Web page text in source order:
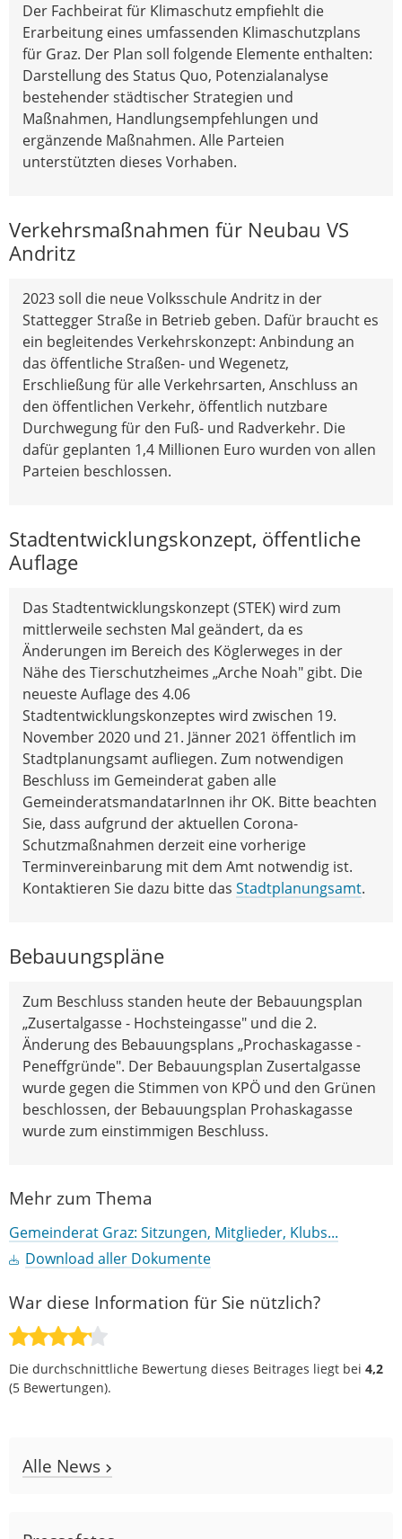
Der Fachbeirat für Klimaschutz empfiehlt die
Erarbeitung eines umfassenden Klimaschutzplans
für Graz. Der Plan soll folgende Elemente enthalten:
Darstellung des Status Quo, Potenzialanalyse
bestehender städtischer Strategien und
Maßnahmen, Handlungsempfehlungen und
ergänzende Maßnahmen. Alle Parteien
unterstützten dieses Vorhaben.
Verkehrsmaßnahmen für Neubau VS
Andritz
2023 soll die neue Volksschule Andritz in der
Stattegger Straße in Betrieb geben. Dafür braucht es
ein begleitendes Verkehrskonzept: Anbindung an
das öffentliche Straßen- und Wegenetz,
Erschließung für alle Verkehrsarten, Anschluss an
den öffentlichen Verkehr, öffentlich nutzbare
Durchwegung für den Fuß- und Radverkehr. Die
dafür geplanten 1,4 Millionen Euro wurden von allen
Parteien beschlossen.
Stadtentwicklungskonzept, öffentliche
Auflage
Das Stadtentwicklungskonzept (STEK) wird zum
mittlerweile sechsten Mal geändert, da es
Änderungen im Bereich des Köglerweges in der
Nähe des Tierschutzheimes „Arche Noah" gibt. Die
neueste Auflage des 4.06
Stadtentwicklungskonzeptes wird zwischen 19.
November 2020 und 21. Jänner 2021 öffentlich im
Stadtplanungsamt aufliegen. Zum notwendigen
Beschluss im Gemeinderat gaben alle
GemeinderatsmandatarInnen ihr OK. Bitte beachten
Sie, dass aufgrund der aktuellen Corona-
Schutzmaßnahmen derzeit eine vorherige
Terminvereinbarung mit dem Amt notwendig ist.
Kontaktieren Sie dazu bitte das Stadtplanungsamt.
Bebauungspläne
Zum Beschluss standen heute der Bebauungsplan
„Zusertalgasse - Hochsteingasse" und die 2.
Änderung des Bebauungsplans „Prochaskagasse -
Peneffgründe". Der Bebauungsplan Zusertalgasse
wurde gegen die Stimmen von KPÖ und den Grünen
beschlossen, der Bebauungsplan Prohaskagasse
wurde zum einstimmigen Beschluss.
Mehr zum Thema
Gemeinderat Graz: Sitzungen, Mitglieder, Klubs...
Download aller Dokumente
War diese Information für Sie nützlich?
Die durchschnittliche Bewertung dieses Beitrages liegt bei 4,2
(5 Bewertungen).
Alle News